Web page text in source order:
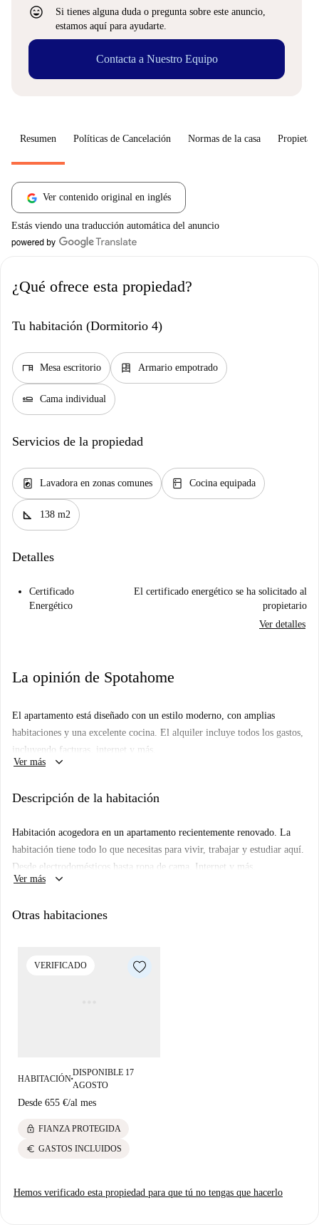
sentiment_very_satisfied
Si tienes alguna duda o pregunta sobre este anuncio,
estamos aquí para ayudarte.
Contacta a Nuestro Equipo
Resumen Políticas de Cancelación Normas de la casa
Ver contenido original en inglés
Estás viendo una traducción automática del anuncio
¿Qué ofrece esta propiedad?
Tu habitación (Dormitorio 4)
desk Mesa escritorio dresser Armario empotrado
airline_seat_flat Cama individual
Servicios de la propiedad
local_laundry_service Lavadora en zonas comunes kitchen Cocina equipada
square_foot 138 m2
Detalles
Certificado
Energético
El certificado energético se ha solicitado al
propietario
Ver detalles
La opinión de Spotahome
El apartamento está diseñado con un estilo moderno, con amplias
habitaciones y una excelente cocina. El alquiler incluye todos los gastos,
incluyendo facturas, internet y más.
Ver más keyboard_arrow_down
Descripción de la habitación
Habitación acogedora en un apartamento recientemente renovado. La
habitación tiene todo lo que necesitas para vivir, trabajar y estudiar aquí.
Desde electrodomésticos hasta ropa de cama, Internet y más.
Ver más
keyboard_arrow_down
Otras habitaciones
VERIFICADO
HABITACIÓN■
DISPONIBLE 17
AGOSTO
Desde 655 €/al mes
lock FIANZA PROTEGIDA
euro GASTOS INCLUIDOS
Hemos verificado esta propiedad para que tú no tengas que hacerlo